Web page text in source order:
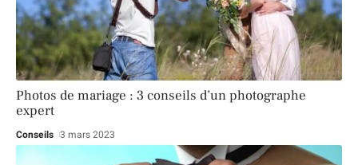
Photos de mariage : 3 conseils d’un photographe
expert
Conseils 3 mars 2023